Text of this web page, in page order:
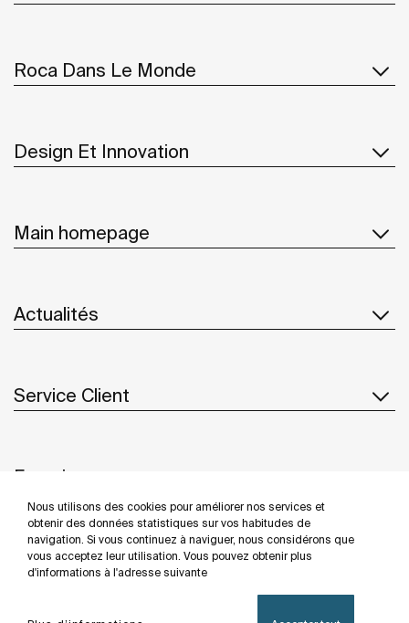
Nous utilisons des cookies pour améliorer nos services et
obtenir des données statistiques sur vos habitudes de
navigation. Si vous continuez à naviguer, nous considérons que
vous acceptez leur utilisation. Vous pouvez obtenir plus
d'informations à l'adresse suivante
Roca Dans Le Monde
Design Et Innovation
Main homepage
Actualités
Service Client
Fournisseurs
Suivez-nous
Politique De Confidentialité Mentions Légales